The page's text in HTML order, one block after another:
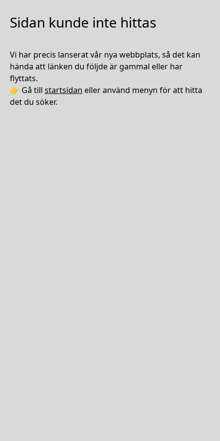
Sidan kunde inte hittas
Vi har precis lanserat vår nya webbplats, så det kan
hända att länken du följde är gammal eller har
flyttats.
👉 Gå till startsidan eller använd menyn för att hitta
det du söker.